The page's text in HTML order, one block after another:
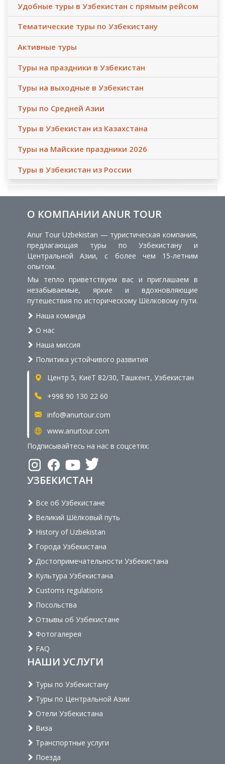
Удобные туры в Узбекистан с прямым рейсом
Тематические туры по Узбекистану
Активные туры
Туры на праздники в Узбекистан
Туры на выходные в Узбекистан
Туры по Средней Азии
Туры в Узбекистан из Казахстана
Туры на Майские праздники 2026
Туры в Узбекистан из России
О КОМПАНИИ ANUR TOUR
Anur Tour Uzbekistan — туристическая компания,
предлагающая туры по Узбекистану и
Центральной Азии, с более чем 15-летним
опытом.
Мы тепло приветствуем вас и приглашаем в
незабываемые, яркие и вдохновляющие
путешествия по историческому Шёлковому пути.
Наша команда
О нас
Наша миссия
Политика устойчивого развития
Центр 5, КиёТ 82/30, Ташкент, Узбекистан
+998 90 130 22 60
info@anurtour.com
www.anurtour.com
Подписывайтесь на нас в соцсетях:
УЗБЕКИСТАН
Все об Узбекистане
Великий Шёлковый путь
History of Uzbekistan
Города Узбекистана
Достопримечательности Узбекистана
Культура Узбекистана
Customs regulations
Посольства
Отзывы об Узбекистане
Фотогалерея
FAQ
НАШИ УСЛУГИ
Туры по Узбекистану
Туры по Центральной Азии
Отели Узбекистана
Виза
Транспортные услуги
Поезда